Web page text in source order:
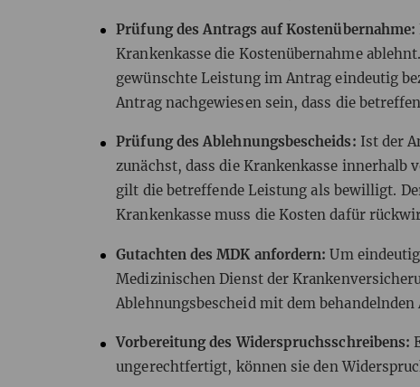
Prüfung des Antrags auf Kostenübernahme:
Krankenkasse die Kostenübernahme
gewünschte Leistung im Antrag eindeutig
Antrag nachgewiesen sein, dass die
Prüfung des Ablehnungsbescheids: Ist der
zunächst, dass die Krankenkasse innerhalb
gilt die betreffende Leistung als bewilligt.
Krankenkasse muss die Kosten dafür
Gutachten des MDK anfordern:Um
Medizinischen Dienst der
Ablehnungsbescheid mit dem
Vorbereitung des Widerspruchsschreibens:
ungerechtfertigt, können sie den